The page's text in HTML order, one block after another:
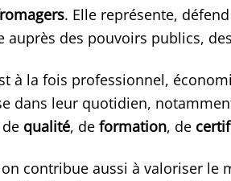
. Elle représente,
auprès des pouvoirs publics,
à la fois professionnel,
dans leur quotidien,
qualité, de formation, de
contribue aussi à valoriser le